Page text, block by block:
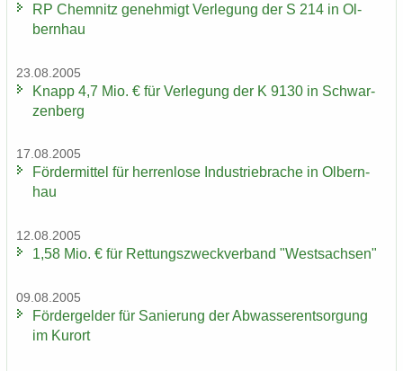
RP Chem­nitz ge­neh­migt Ver­le­gung der S 214 in Ol­
bern­hau
23.08.2005
Knapp 4,7 Mio. € für Ver­le­gung der K 9130 in Schwar­
zen­berg
17.08.2005
För­der­mit­tel für her­ren­lo­se In­dus­trie­bra­che in Ol­bern­
hau
12.08.2005
1,58 Mio. € für Ret­tungs­zweck­ver­band "West­sach­sen"
09.08.2005
För­der­gel­der für Sa­nie­rung der Ab­was­ser­ent­sor­gung
im Kur­ort